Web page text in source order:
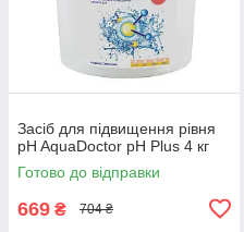
Засіб для підвищення рівня
pH AquaDoctor pH Plus 4 кг
Готово до відправки
669 ₴ 704 ₴